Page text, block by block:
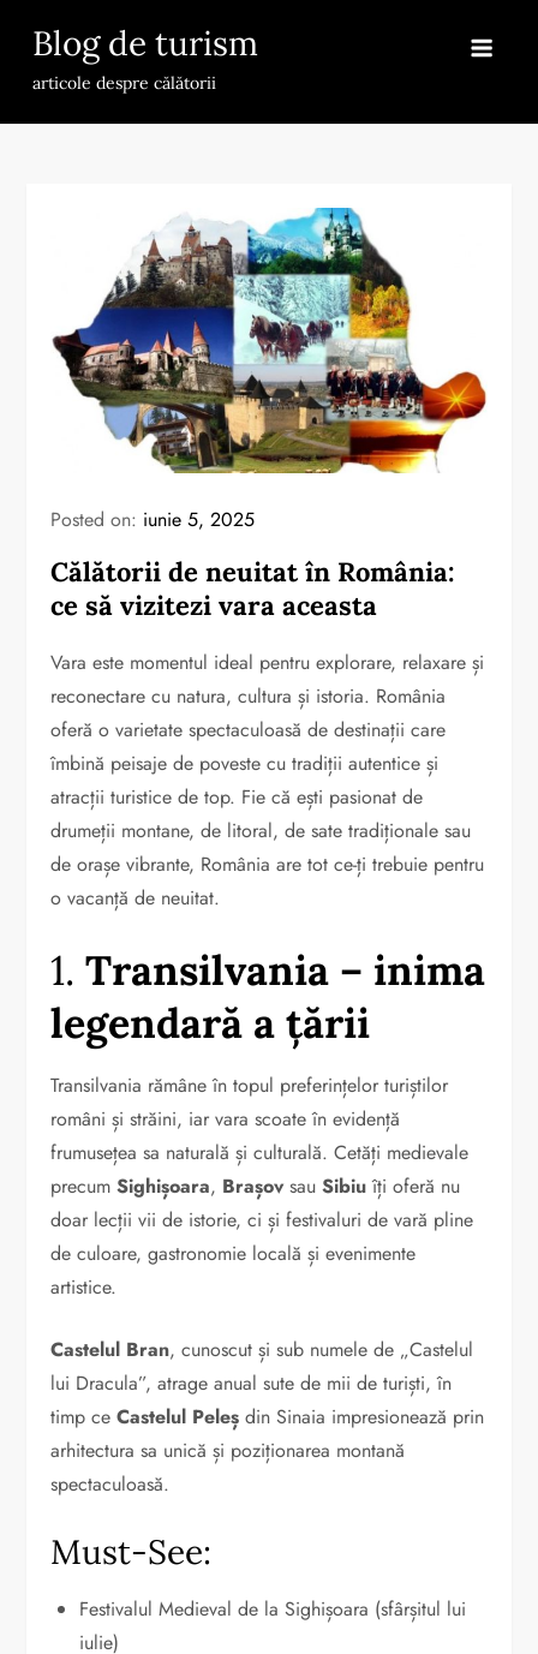
content
Blog de turism
articole despre călătorii
Posted on: iunie 5, 2025
Călătorii de neuitat în România:
ce să vizitezi vara aceasta
Vara este momentul ideal pentru explorare, relaxare și
reconectare cu natura, cultura și istoria. România
oferă o varietate spectaculoasă de destinații care
îmbină peisaje de poveste cu tradiții autentice și
atracții turistice de top. Fie că ești pasionat de
drumeții montane, de litoral, de sate tradiționale sau
de orașe vibrante, România are tot ce-ți trebuie pentru
o vacanță de neuitat.
1.Transilvania – inima
legendară a țării
Transilvania rămâne în topul preferințelor turiștilor
români și străini, iar vara scoate în evidență
frumusețea sa naturală și culturală. Cetăți medievale
precumSighișoara, BrașovsauSibiuîți oferă nu
doar lecții vii de istorie, ci și festivaluri de vară pline
de culoare, gastronomie locală și evenimente
artistice.
Castelul Bran, cunoscut și sub numele de „Castelul
lui Dracula”, atrage anual sute de mii de turiști, în
timp ceCastelul Peleș din Sinaia impresionează prin
arhitectura sa unică și poziționarea montană
spectaculoasă.
Must-See:
Festivalul Medieval de la Sighișoara (sfârșitul lui
iulie)